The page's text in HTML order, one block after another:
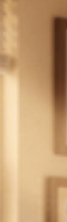
internet
personnalisées